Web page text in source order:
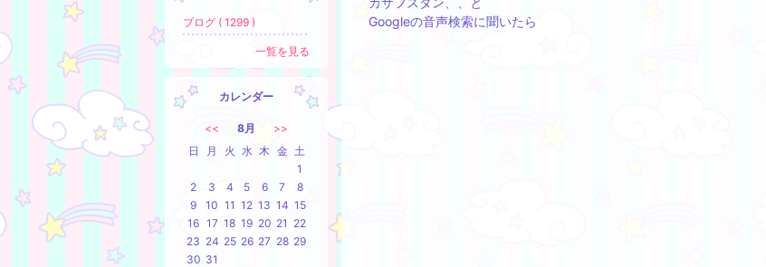
Googleの音声検索に聞いたら
ブログ ( 1299 )
一覧を見る
カレンダー
<< 8月
>>
日
月 火 水 木 金 土
1
2
3 4 5 6 7
8
9
10 11 12 13 14 15
16 17 18 19 20 21 22
23 24 25 26 27 28 29
30 31